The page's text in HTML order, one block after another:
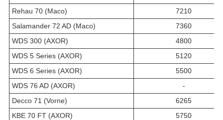
Rehau 70 (Maco)
7210
Salamander 72 AD (Maco)
7360
WDS 300 (AXOR)
4800
WDS 5 Series (AXOR)
5120
WDS 6 Series (AXOR)
5500
WDS 76 AD (AXOR)
-
Decco 71 (Vorne)
6265
KBE 70 FT (AXOR)
5750